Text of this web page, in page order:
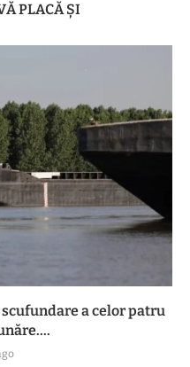
PLACĂ ȘI
scufundare a celor patru